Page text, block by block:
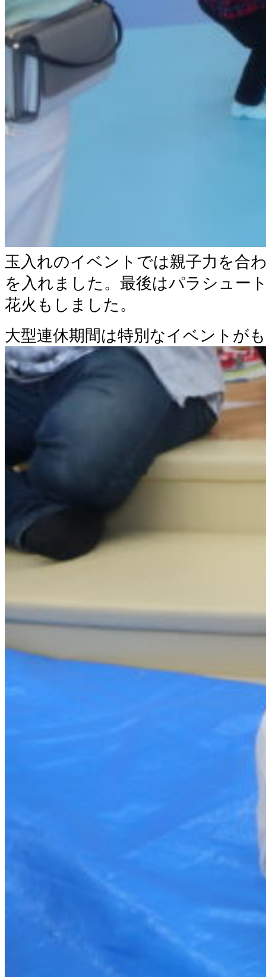
玉入れのイベントでは親子力を合
を入れました。最後はパラシュー
花火もしました。
大型連休期間は特別なイベントが